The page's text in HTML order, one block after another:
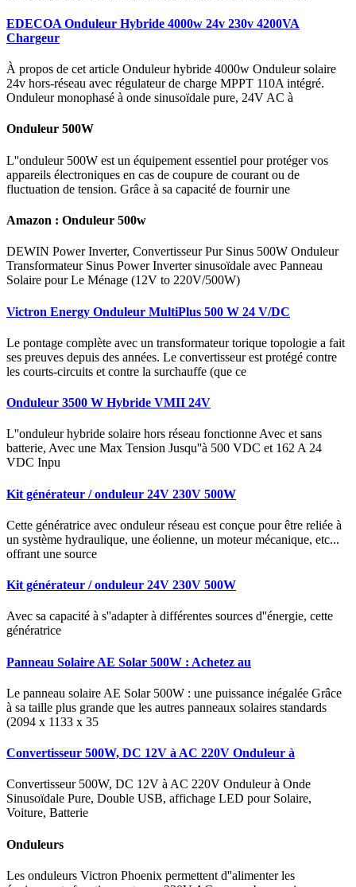
EDECOA Onduleur Hybride 4000w 24v 230v 4200VA
Chargeur
À propos de cet article Onduleur hybride 4000w Onduleur solaire
24v hors-réseau avec régulateur de charge MPPT 110A intégré.
Onduleur monophasé à onde sinusoïdale pure, 24V AC à
Onduleur 500W
L''onduleur 500W est un équipement essentiel pour protéger vos
appareils électroniques en cas de coupure de courant ou de
fluctuation de tension. Grâce à sa capacité de fournir une
Amazon : Onduleur 500w
DEWIN Power Inverter, Convertisseur Pur Sinus 500W Onduleur
Transformateur Sinus Power Inverter sinusoïdale avec Panneau
Solaire pour Le Ménage (12V to 220V/500W)
Victron Energy Onduleur MultiPlus 500 W 24 V/DC
Le pontage complète avec un transformateur torique topologie a fait
ses preuves depuis des années. Le convertisseur est protégé contre
les courts-circuits et contre la surchauffe (que ce
Onduleur 3500 W Hybride VMII 24V
L''onduleur hybride solaire hors réseau fonctionne Avec et sans
batterie, Avec une Max Tension Jusqu''à 500 VDC et 162 A 24
VDC Inpu
Kit générateur / onduleur 24V 230V 500W
Cette génératrice avec onduleur réseau est conçue pour être reliée à
un système hydraulique, une éolienne, un moteur mécanique, etc...
offrant une source
Kit générateur / onduleur 24V 230V 500W
Avec sa capacité à s''adapter à différentes sources d''énergie, cette
génératrice
Panneau Solaire AE Solar 500W : Achetez au
Le panneau solaire AE Solar 500W : une puissance inégalée Grâce
à sa taille plus grande que les autres panneaux solaires standards
(2094 x 1133 x 35
Convertisseur 500W, DC 12V à AC 220V Onduleur à
Convertisseur 500W, DC 12V à AC 220V Onduleur à Onde
Sinusoïdale Pure, Double USB, affichage LED pour Solaire,
Voiture, Batterie
Onduleurs
Les onduleurs Victron Phoenix permettent d''alimenter les